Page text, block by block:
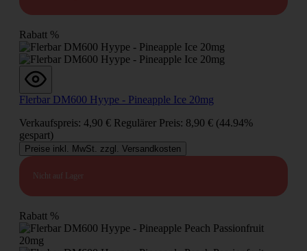
Rabatt %
Flerbar DM600 Hyype - Pineapple Ice 20mg
Verkaufspreis: 4,90 € Regulärer Preis: 8,90 € (44.94%
gespart)
Preise inkl. MwSt. zzgl. Versandkosten
Nicht auf Lager
Rabatt %